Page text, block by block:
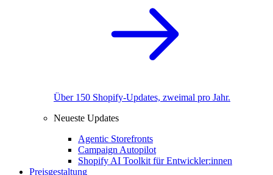
Über 150 Shopify-Updates, zweimal pro Jahr.
Neueste Updates
Agentic Storefronts
Campaign Autopilot
Shopify AI Toolkit für Entwickler:innen
Preisgestaltung